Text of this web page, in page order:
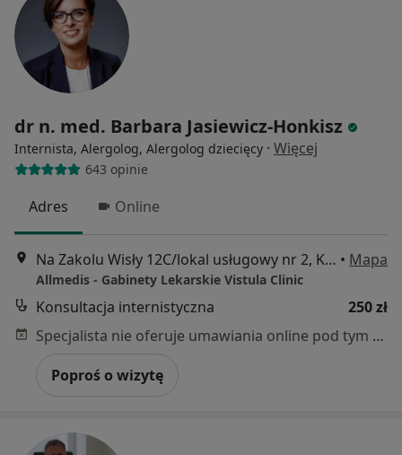
dr n. med. Barbara Jasiewicz-Honkisz
Internista, Alergolog, Alergolog dziecięcy · Więcej
643 opinie
Adres Online
Na Zakolu Wisły 12C/lokal usługowy nr 2, Kraków • Mapa
Allmedis - Gabinety Lekarskie Vistula Clinic
Konsultacja internistyczna
250 zł
Specjalista nie oferuje umawiania online pod tym adresem.
Poproś o wizytę